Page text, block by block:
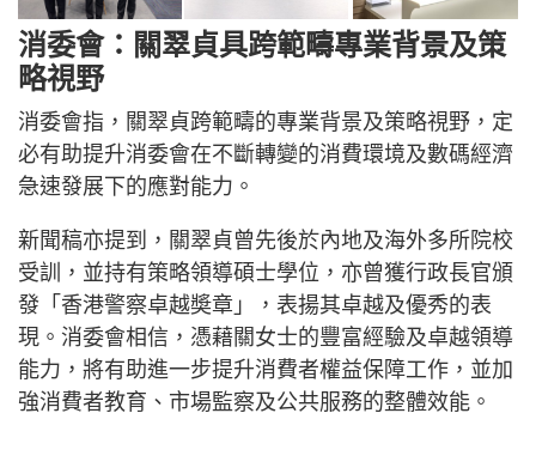
消委會：關翠貞具跨範疇專業背景及策
略視野
消委會指，關翠貞跨範疇的專業背景及策略視野，定
必有助提升消委會在不斷轉變的消費環境及數碼經濟
急速發展下的應對能力。
新聞稿亦提到，關翠貞曾先後於內地及海外多所院校
受訓，並持有策略領導碩士學位，亦曾獲行政長官頒
發「香港警察卓越奬章」，表揚其卓越及優秀的表
現。消委會相信，憑藉關女士的豐富經驗及卓越領導
能力，將有助進一步提升消費者權益保障工作，並加
強消費者教育、市場監察及公共服務的整體效能。